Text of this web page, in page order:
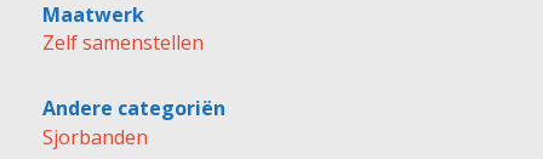
Maatwerk
Zelf samenstellen
Andere categoriën
Sjorbanden